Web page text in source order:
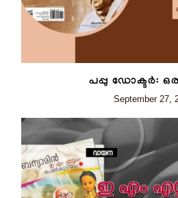
പപ്പു ഡോക്ടർ:
September 27,